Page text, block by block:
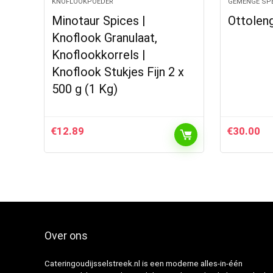
Minotaur Spices |
Knoflook Granulaat,
Knoflookkorrels |
Knoflook Stukjes Fijn 2 x
500 g (1 Kg)
€12.89 €30.00
Over ons
Cateringoudijsselstreek.nl is een moderne alles-in-één